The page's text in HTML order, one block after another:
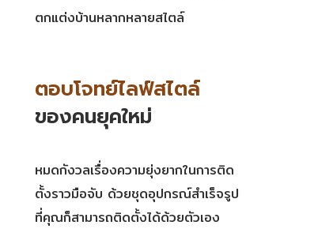
ตกแต่งบ้านหลากหลายสไตล์
ตอบโจทย์ไลฟ์สไตล์
ของคนยุคใหม่
หมดกังวลเรื่องความยุ่งยากในการติด
ตั้งราวมือจับ ด้วยชุดอุปกรณ์สำเร็จรูป
ที่คุณก็สามารถติดตั้งได้ด้วยตัวเอง